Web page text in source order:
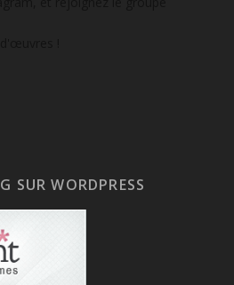
SUR WORDPRESS